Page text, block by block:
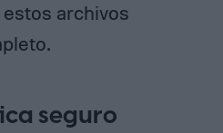
archivos
seguro